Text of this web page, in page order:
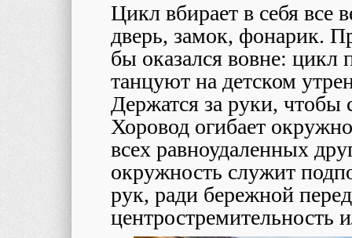
Цикл вбирает в себя
дверь, замок, фонарик.
бы оказался вовне: цикл
танцуют на детском
Держатся за руки, чтобы
Хоровод огибает
всех равноудаленных
окружность служит
рук, ради бережной
центростремительность